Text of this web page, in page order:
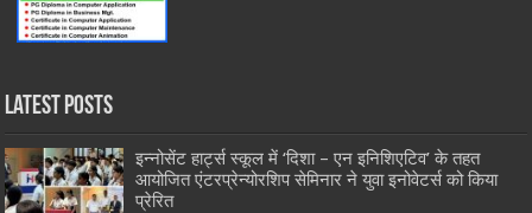
Latest Posts
इन्नोसेंट हार्ट्स स्कूल में ‘दिशा – एन इनिशिएटिव’ के तहत
आयोजित एंटरप्रेन्योरशिप सेमिनार ने युवा इनोवेटर्स को किया
प्रेरित